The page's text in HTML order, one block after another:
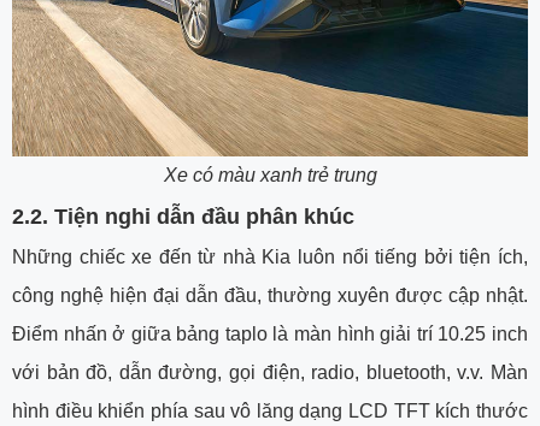
Xe có màu xanh trẻ trung
2.2. Tiện nghi dẫn đầu phân khúc
Những chiếc xe đến từ nhà Kia luôn nổi tiếng bởi tiện ích,
công nghệ hiện đại dẫn đầu, thường xuyên được cập nhật.
Điểm nhấn ở giữa bảng taplo là màn hình giải trí 10.25 inch
với bản đồ, dẫn đường, gọi điện, radio, bluetooth, v.v. Màn
hình điều khiển phía sau vô lăng dạng LCD TFT kích thước